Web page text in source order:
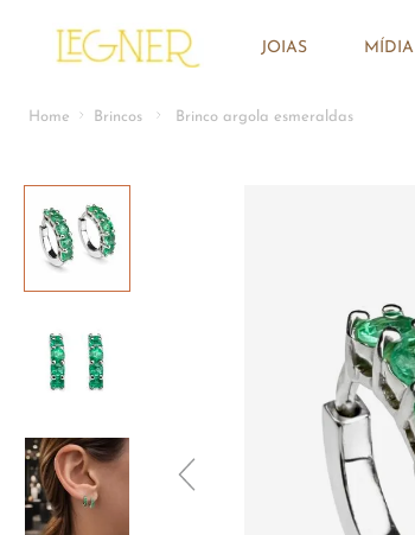
JOIAS MÍDIA
Brincos Brinco argola esmeraldas